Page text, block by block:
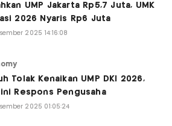
UMP Jakarta Rp5,7 Juta, UMK
2026 Nyaris Rp6 Juta
2025 14:16:08
Tolak Kenaikan UMP DKI 2026,
Respons Pengusaha
2025 01:05:24